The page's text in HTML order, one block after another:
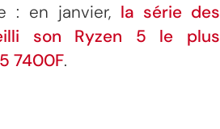
: en janvier, la série des
son Ryzen 5 le plus
7400F.